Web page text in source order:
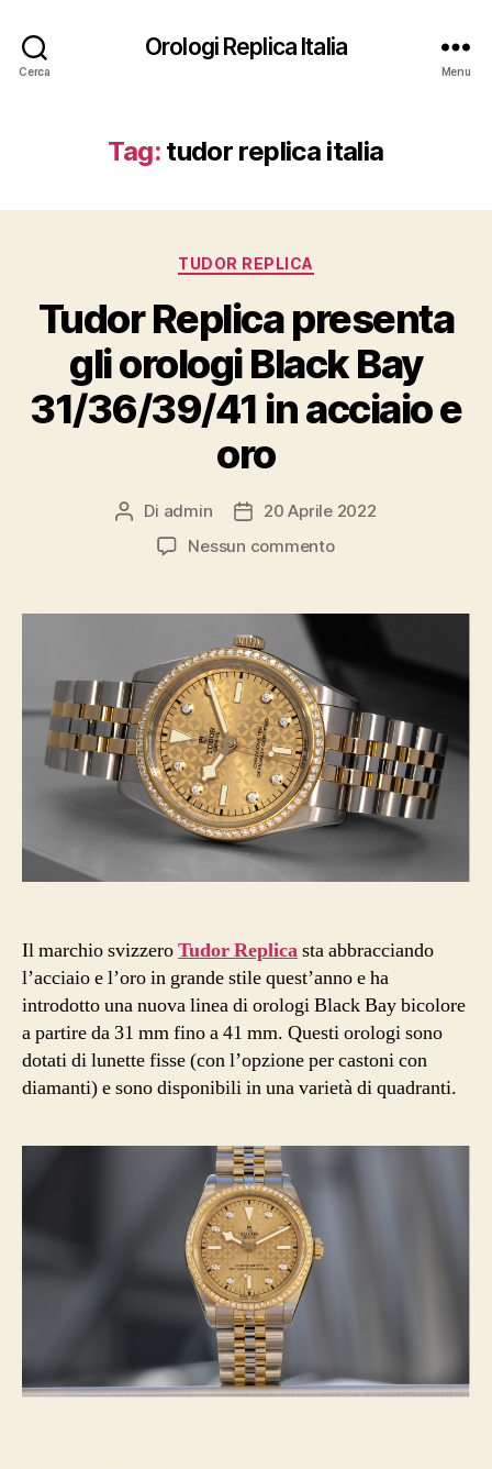
Cerca
Orologi Replica Italia
Menu
Tag: tudor replica italia
Categorie
TUDOR REPLICA
Tudor Replica presenta
gli orologi Black Bay
31/36/39/41 in acciaio e
oro
Autore
articolo
Di admin
Data20 Aprile 2022
Nessun commentosu
presenta
orologi
Black
Bay
31/36/39/41
in
acciaio
e
oro
Il marchio svizzeroTudor Replicasta abbracciando
l’acciaio e l’oro in grande stile quest’anno e ha
introdotto una nuova linea di orologi Black Bay bicolore
a partire da 31 mm fino a 41 mm. Questi orologi sono
dotati di lunette fisse (con l’opzione per castoni con
diamanti) e sono disponibili in una varietà di quadranti.